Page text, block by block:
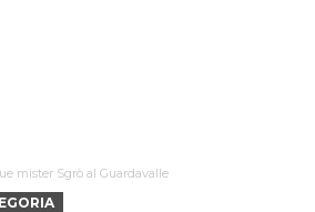
mister Sgrò al Guardavalle